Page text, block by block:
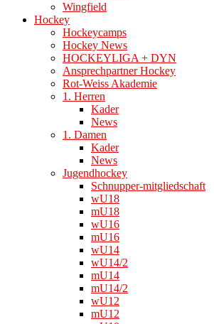
Wingfield
Hockey
Hockeycamps
Hockey News
HOCKEYLIGA + DYN
Ansprechpartner Hockey
Rot-Weiss Akademie
1. Herren
Kader
News
1. Damen
Kader
News
Jugendhockey
Schnupper-mitgliedschaft
wU18
mU18
wU16
mU16
wU14
wU14/2
mU14
mU14/2
wU12
mU12